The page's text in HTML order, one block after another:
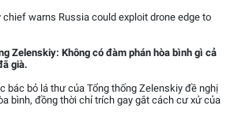
chief warns Russia could exploit drone edge to
Zelenskiy: Không có đàm phán hòa bình gì cả
già.
bác bỏ lá thư của Tổng thống Zelenskiy đề nghị
bình, đồng thời chỉ trích gay gắt cách cư xử của